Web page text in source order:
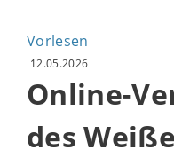
Vorlesen
12.05.2026
Online-
des